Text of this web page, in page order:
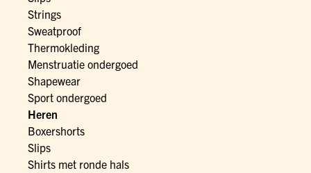
Strings
Sweatproof
Thermokleding
Menstruatie ondergoed
Shapewear
Sport ondergoed
Heren
Boxershorts
Slips
Shirts met ronde hals